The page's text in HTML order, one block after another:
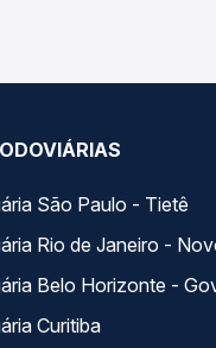
São Paulo - Tietê
Rio de Janeiro -
Belo Horizonte -
Curitiba